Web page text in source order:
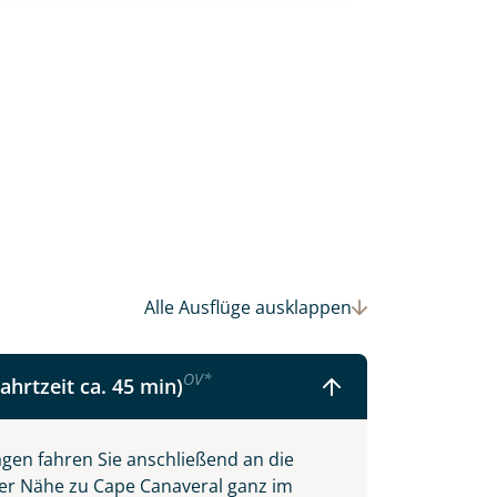
Alle Ausflügeausklappen
ca. 45 min)OV*
fahren Sie anschließend an die
Nähe zu Cape Canaveral ganz im
Wunschtermine für die Reise
gestalten wir Ihre